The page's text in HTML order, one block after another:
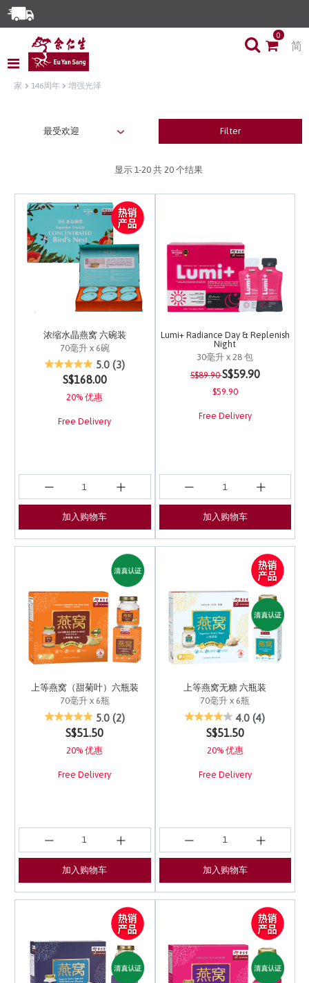
Limited Time Special: Free Delivery with No Min Spend
0
简
家 146周年 增强光泽
Filter
显示 1-20共 20 个结果
浓缩水晶燕窝 六碗装
70毫升 x 6碗
3.7 out of 5 Customer Rating
5.0 (3)
S$168.00
20% 优惠
Free Delivery
加入购物车
Lumi+ Radiance Day & Replenish
Night
30毫升 x 28 包
3.4 out of 5 Customer
Price reduced from
S$89.90to
S$59.90
$59.90
Free Delivery
加入购物车
上等燕窝（甜菊叶）六瓶装
70毫升 x 6瓶
4.2 out of 5 Customer Rating
5.0 (2)
S$51.50
20% 优惠
Free Delivery
加入购物车
上等燕窝无糖 六瓶装
70毫升 x 6瓶
4.8 out of 5 Customer
4.0 (4)
S$51.50
20% 优惠
Free Delivery
加入购物车